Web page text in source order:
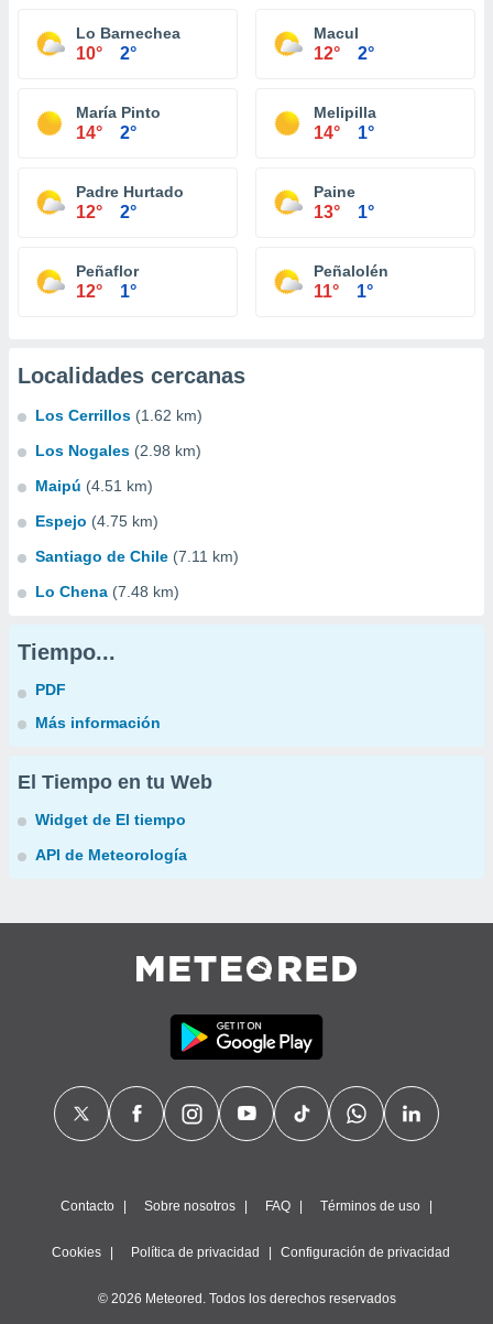
Lo Barnechea
10° 2°
Macul
12° 2°
María Pinto
14° 2°
Melipilla
14° 1°
Padre Hurtado
12° 2°
Paine
13° 1°
Peñaflor
12° 1°
Peñalolén
11° 1°
Localidades cercanas
Los Cerrillos (1.62 km)
Los Nogales (2.98 km)
Maipú (4.51 km)
Espejo (4.75 km)
Santiago de Chile (7.11 km)
Lo Chena (7.48 km)
Tiempo...
PDF
Más información
El Tiempo en tu Web
Widget de El tiempo
API de Meteorología
Contacto Sobre nosotros FAQ Términos de uso
Cookies Política de privacidad Configuración de privacidad
© 2026 Meteored. Todos los derechos reservados